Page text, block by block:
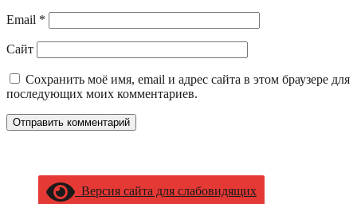
Email *
Сайт
Сохранить моё имя, email и адрес сайта в этом браузере для
последующих моих комментариев.
Версия сайта для слабовидящих